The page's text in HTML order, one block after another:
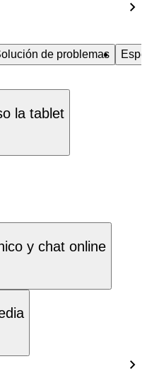
de problemas
la tablet
y chat online